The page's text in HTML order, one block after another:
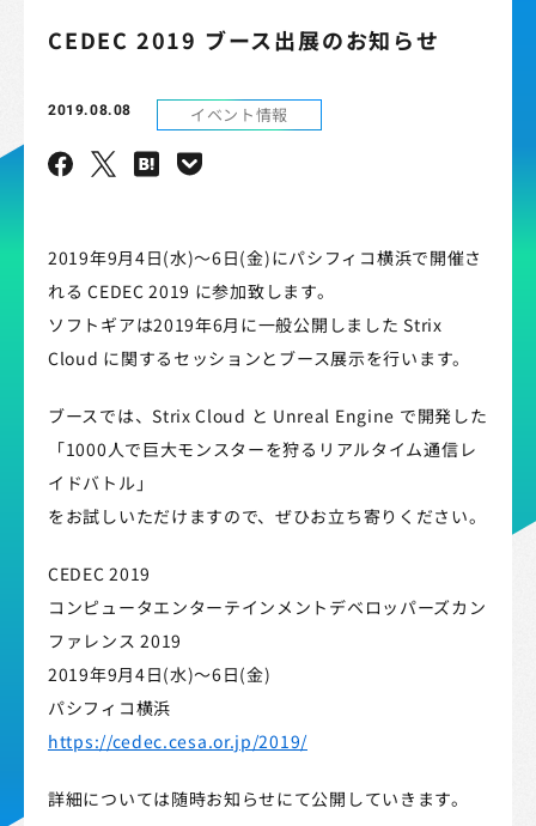
CEDEC 2019 ブース出展のお知らせ
2019.08.08 イベント情報
2019年9月4日(水)～6日(金)にパシフィコ横浜で開催さ
れる CEDEC 2019 に参加致します。
ソフトギアは2019年6月に一般公開しました Strix
Cloud に関するセッションとブース展示を行います。
ブースでは、Strix Cloud と Unreal Engine で開発した
「1000人で巨大モンスターを狩るリアルタイム通信レ
イドバトル」
をお試しいただけますので、ぜひお立ち寄りください。
CEDEC 2019
コンピュータエンターテインメントデベロッパーズカン
ファレンス 2019
2019年9月4日(水)～6日(金)
パシフィコ横浜
https://cedec.cesa.or.jp/2019/
詳細については随時お知らせにて公開していきます。